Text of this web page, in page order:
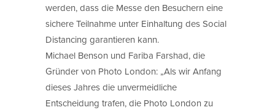
werden, dass die Messe den Besuchern eine
sichere Teilnahme unter Einhaltung des Social
Distancing garantieren kann.
Michael Benson und Fariba Farshad, die
Gründer von Photo London: „Als wir Anfang
dieses Jahres die unvermeidliche
Entscheidung trafen, die Photo London zu